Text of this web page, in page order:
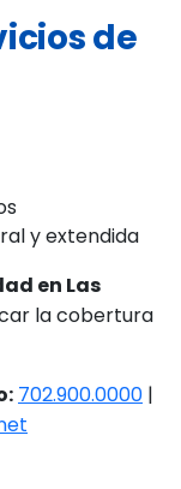
de
y extendida
en Las
la cobertura
702.900.0000 |